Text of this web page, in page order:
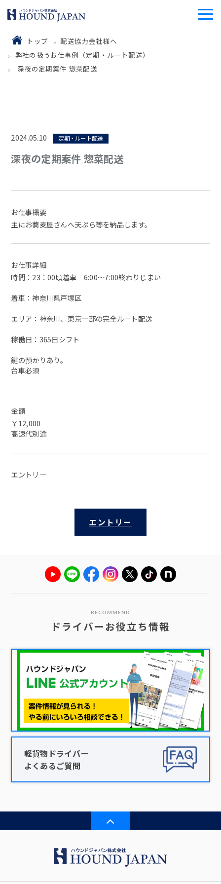
トップ
配送協力会社様へ
弊社の扱うお仕事例（定期・ルート配送）
深夜の定期案件 惣菜配送
2024.05.10 定期・ルート配送
深夜の定期案件 惣菜配送
お仕事概要
主にお蕎麦屋さんへ天ぷら等を納品します。
お仕事詳細
時間：23：00頃着車 6:00～7:00終わりじまい
着車：神奈川県戸塚区
エリア：神奈川、東京一部の完全ルート配送
稼働日：365日シフト
鍵の預かりあり。
台車必須
金額
￥12,000
高速代別途
エントリー
エントリー
RECOMMEND
ドライバーお役立ち情報
軽貨物ドライバー
よくあるご質問